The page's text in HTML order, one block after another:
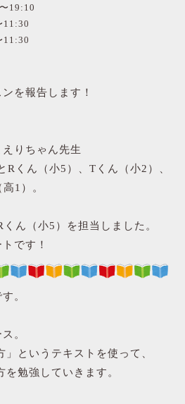
19:10
11:30
11:30
を報告します！
りちゃん先生
Rくん（小5）、Tくん（小2）、
1）。
ん（小5）を担当しました。
です！
。
。
というテキストを使って、
勉強していきます。